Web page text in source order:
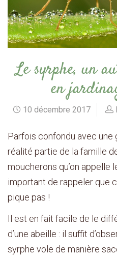
Le syrphe, un
en
10 décembre 2017
Parfois confondu avec une
réalité partie de la famille
moucherons qu’on appelle
important de rappeler que
pique pas !
Il est en fait facile de le
d’une abeille : il suffit
syrphe vole de manière